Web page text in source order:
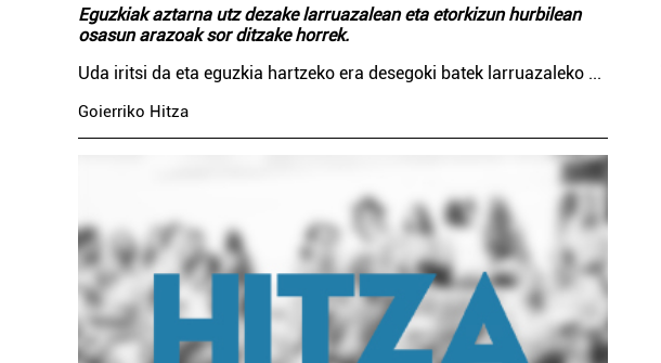
Eguzkiak aztarna utz dezake larruazalean eta etorkizun hurbilean
osasun arazoak sor ditzake horrek.
Uda iritsi da eta eguzkia hartzeko era desegoki batek larruazaleko ...
Goierriko Hitza